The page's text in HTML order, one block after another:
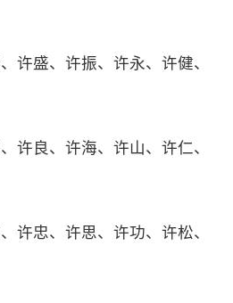
许盛、许振、许永、许健、
许良、许海、许山、许仁、
许忠、许思、许功、许松、